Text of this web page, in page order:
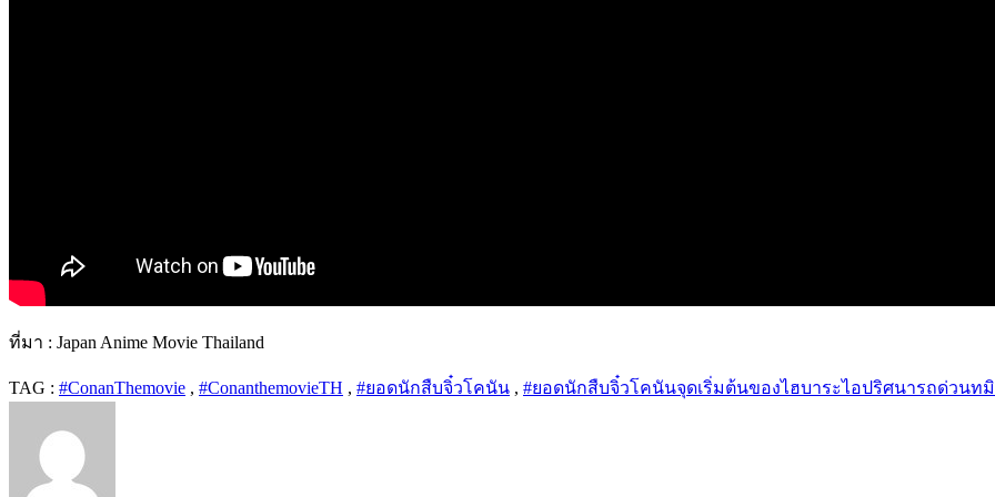
ที่มา : Japan Anime Movie Thailand
TAG : #ConanThemovie , #ConanthemovieTH , #ยอดนักสืบจิ๋วโคนัน , #ยอดนักสืบจิ๋วโคนันจุดเริ่มต้นของไฮบาระไอปริศนารถด่วนท